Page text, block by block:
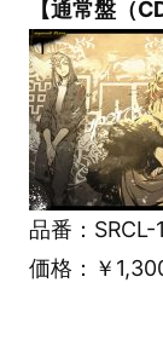
【通常盤（
品番：SRCL-
価格：￥